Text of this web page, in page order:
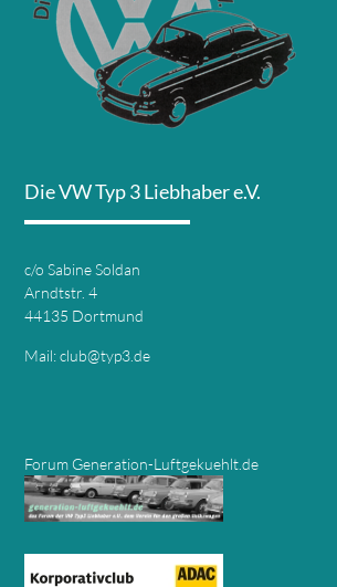
Die VW Typ 3 Liebhaber e.V.
c/o Sabine Soldan
Arndtstr. 4
44135 Dortmund
Mail:club@typ3.de
Forum Generation-Luftgekuehlt.de